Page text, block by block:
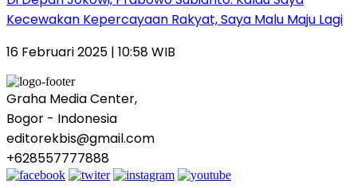
Kecewakan Kepercayaan Rakyat, Saya Malu Maju Lagi
16 Februari 2025 | 10:58 WIB
Graha Media Center,
Bogor - Indonesia
editorekbis@gmail.com
+628557777888